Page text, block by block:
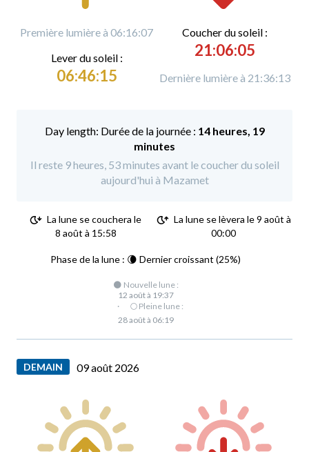
Première lumière à 06:16:07
Lever du soleil :
06:46:15
Coucher du soleil :
21:06:05
Dernière lumière à 21:36:13
Durée de la journée : 14 heures, 19
minutes
Il reste 9 heures, 53 minutes avant le coucher du soleil
aujourd'hui à Mazamet
La lune se couchera le
8 août à 15:58
La lune se lèvera le 9 août à
00:00
Phase de la lune : 🌘 Dernier croissant (25%)
🌑 Nouvelle lune :
12 août à 19:37
·
🌕 Pleine lune :
28 août à 06:19
DEMAIN 09 août 2026